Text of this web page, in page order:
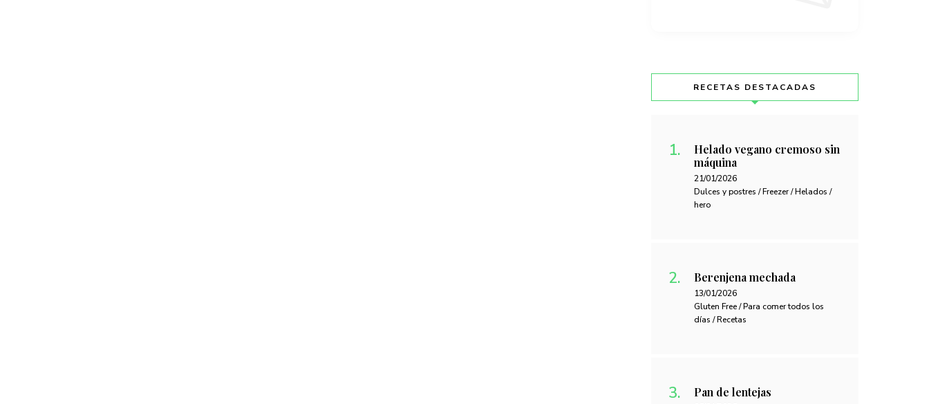
RECETAS DESTACADAS
Helado vegano cremoso sin
máquina
21/01/2026
Dulces y postres / Freezer / Helados /
hero
Berenjena mechada
13/01/2026
Gluten Free / Para comer todos los
días / Recetas
Pan de lentejas